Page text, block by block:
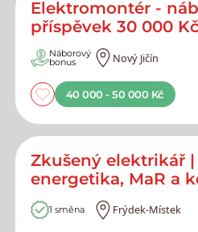
Elektromontér -
příspěvek 30 000 Kč
Náborový
bonus Nový Jičín
40 000 - 50 000 Kč
Zkušený elektrikář
energetika, MaR a
1 směna Frýdek-Místek